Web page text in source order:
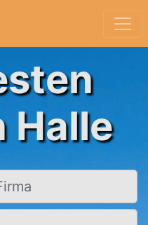
Halle